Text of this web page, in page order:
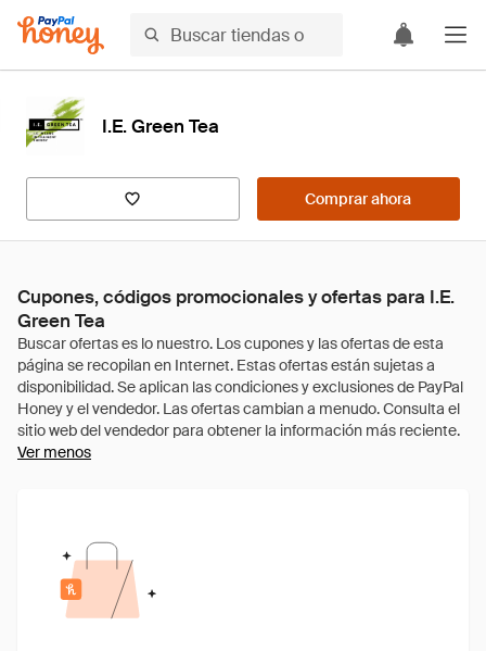
I.E. Green Tea
Comprar ahora
Cupones, códigos promocionales y ofertas para I.E.
Green Tea
Ver menos